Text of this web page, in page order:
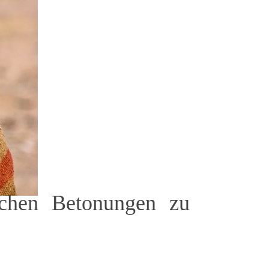
Betonungen zu